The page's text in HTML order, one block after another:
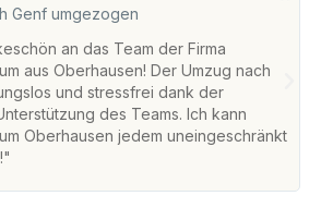
Genf umgezogen
an das Team der Firma
aus Oberhausen! Der Umzug nach
und stressfrei dank der
des Teams. Ich kann
Oberhausen jedem uneingeschränkt